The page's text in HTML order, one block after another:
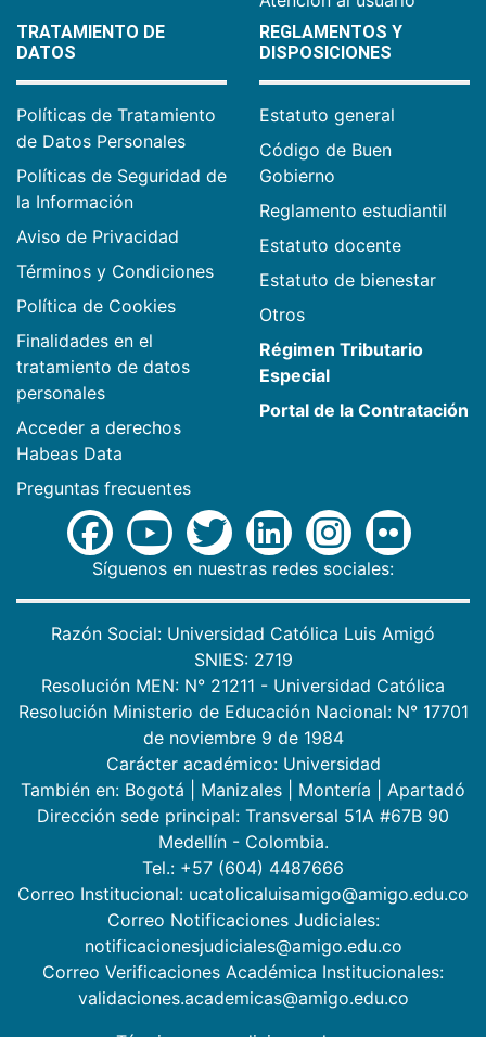
TRATAMIENTO DE
DATOS
Políticas de Tratamiento
de Datos Personales
Políticas de Seguridad de
la Información
Aviso de Privacidad
Términos y Condiciones
Política de Cookies
Finalidades en el
tratamiento de datos
personales
Acceder a derechos
Habeas Data
Preguntas frecuentes
REGLAMENTOS Y
DISPOSICIONES
Estatuto general
Código de Buen
Gobierno
Reglamento estudiantil
Estatuto docente
Estatuto de bienestar
Otros
Régimen Tributario
Especial
Portal de la Contratación
Síguenos en nuestras redes sociales:
Razón Social: Universidad Católica Luis Amigó
SNIES: 2719
Resolución MEN: N° 21211 - Universidad Católica
Resolución Ministerio de Educación Nacional: N° 17701
de noviembre 9 de 1984
Carácter académico: Universidad
También en: Bogotá Manizales Montería
Apartadó
Dirección sede principal: Transversal 51A #67B 90
Medellín - Colombia.
Tel.: +57 (604) 4487666
Correo Institucional: ucatolicaluisamigo@amigo.edu.co
Correo Notificaciones Judiciales:
notificacionesjudiciales@amigo.edu.co
Correo Verificaciones Académica Institucionales:
validaciones.academicas@amigo.edu.co